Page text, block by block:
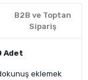
B2B ve Toptan
Sipariş
Adet
eklemek